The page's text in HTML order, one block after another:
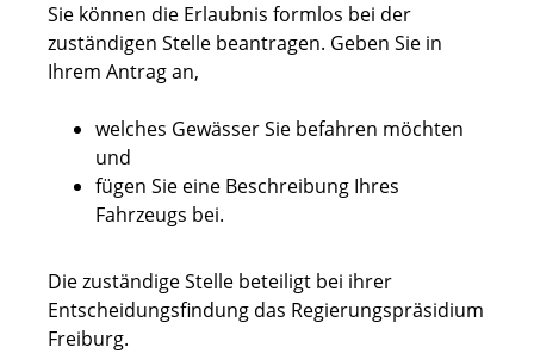
Sie können die Erlaubnis formlos bei der
zuständigen Stelle beantragen. Geben Sie in
Ihrem Antrag an,
welches Gewässer Sie befahren möchten
und
fügen Sie eine Beschreibung Ihres
Fahrzeugs bei.
Die zuständige Stelle beteiligt bei ihrer
Entscheidungsfindung das Regierungspräsidium
Freiburg.